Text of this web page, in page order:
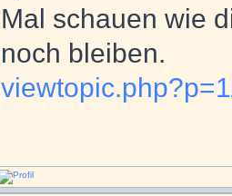
Mal schauen wie
noch bleiben.